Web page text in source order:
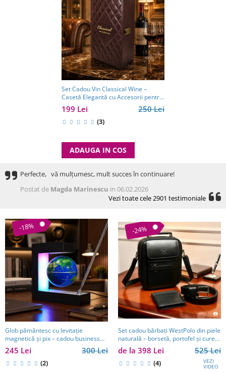
Set Cadou Vin Classical Wine –
Casetă Elegantă cu Accesorii pentru
Vin
250 Lei
199 Lei
(3)
ADAUGA IN COS
Perfecte, vă mulțumesc, mult succes în continuare!
Postat de Magda Marinescu in 06.02.2026
Vezi toate cele 2901 testimoniale
-18%
Glob pământesc cu levitație
magnetică și pix – cadou business
pentru bărbați pasionați de
tehnologie și călătorii
300 Lei
245 Lei
(2)
-24%
Set cadou bărbați WestPolo din piele
naturală – borsetă, portofel și curea
premium
525 Lei
de la 398 Lei
(4) VEZI
VIDEO